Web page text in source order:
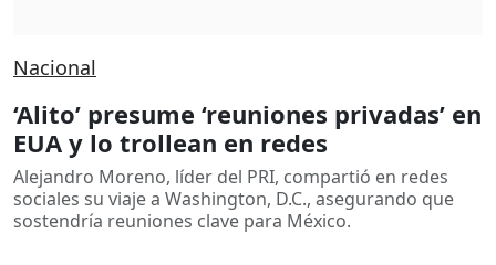
Nacional
‘Alito’ presume ‘reuniones privadas’ en
EUA y lo trollean en redes
Alejandro Moreno, líder del PRI, compartió en redes
sociales su viaje a Washington, D.C., asegurando que
sostendría reuniones clave para México.